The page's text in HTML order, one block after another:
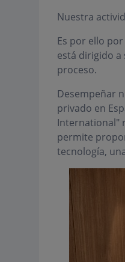
Nuestra
Es por ello
está dirigido a
proceso.
Desempeñar
privado en
International"
permite
tecnología,